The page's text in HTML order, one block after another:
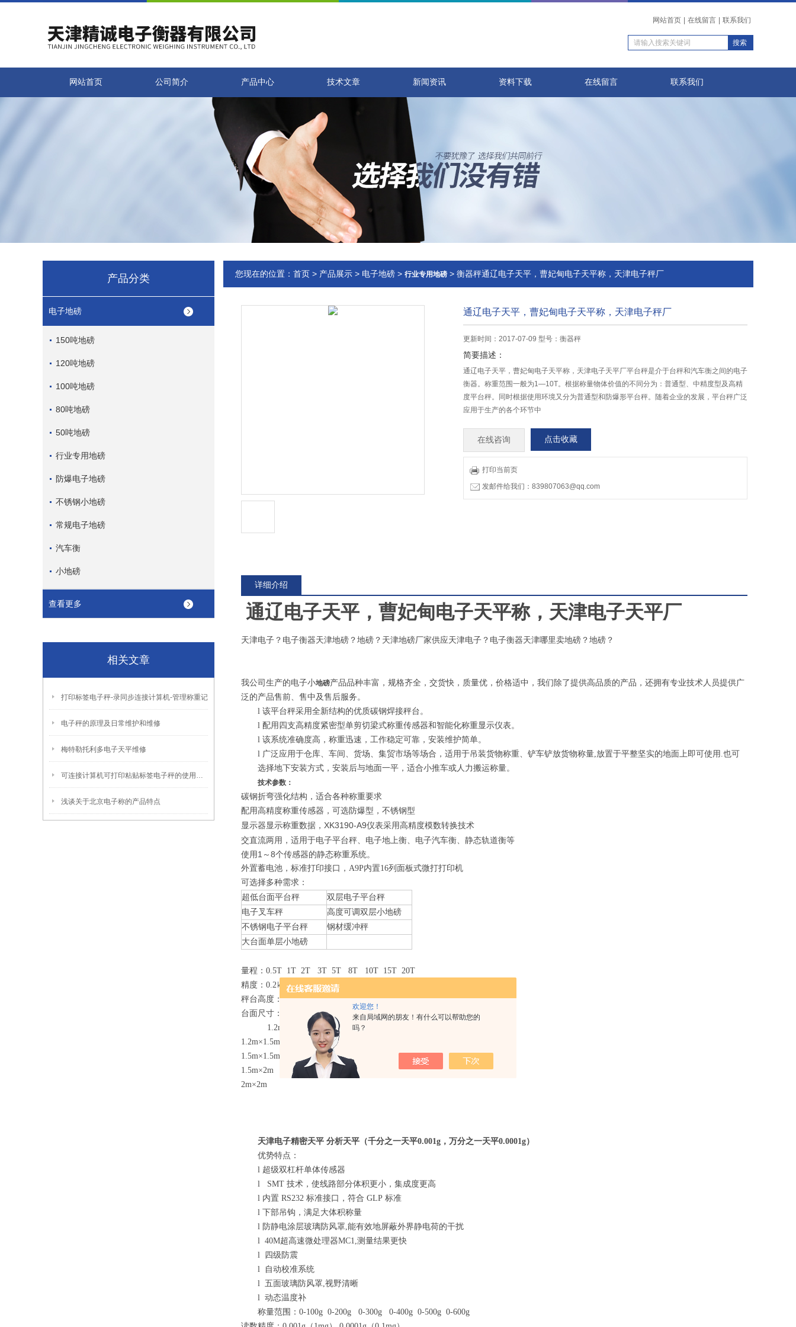
欢迎您！
来自局域网的朋友！有什么可以帮助您的
吗？
网站首页 在线留言 联系我们
网站首页 公司简介 产品中心 技术文章 新闻资讯 资料下载 在线留言 联系我们
产品分类
电子地磅
150吨地磅
120吨地磅
100吨地磅
80吨地磅
50吨地磅
行业专用地磅
防爆电子地磅
不锈钢小地磅
常规电子地磅
汽车衡
小地磅
查看更多
相关文章
打印标签电子秤-录同步连接计算机-管理称重记
电子秤的原理及日常维护和维修
梅特勒托利多电子天平维修
可连接计算机可打印粘贴标签电子秤的使用方法
浅谈关于北京电子称的产品特点
您现在的位置： 首页 > 产品展示 > 电子地磅 > 行业专用地磅 > 衡器秤通辽电子天平，曹妃甸电子天平称，天津电子秤厂
通辽电子天平，曹妃甸电子天平称，天津电子秤厂
更新时间：2017-07-09 型号：衡器秤
简要描述：
通辽电子天平，曹妃甸电子天平称，天津电子天平厂平台秤是介于台秤和汽车衡之间的电子
衡器。称重范围一般为1—10T。根据称量物体价值的不同分为：普通型、中精度型及高精
度平台秤。同时根据使用环境又分为普通型和防爆形平台秤。随着企业的发展，平台秤广泛
应用于生产的各个环节中
在线咨询 点击收藏
打印当前页
发邮件给我们：839807063@qq.com
详细介绍
通辽电子天平，曹妃甸电子天平称，天津电子天平厂
天津电子？电子衡器天津地磅？地磅？天津地磅厂家供应天津电子？电子衡器天津哪里卖地磅？地磅？
我公司生产的电子小地磅产品品种丰富，规格齐全，交货快，质量优，价格适中，我们除了提供高品质的产品，还拥有专业技术人员提供广
泛的产品售前、售中及售后服务。
l 该平台秤采用全新结构的优质碳钢焊接秤台。
l 配用四支高精度紧密型单剪切梁式称重传感器和智能化称重显示仪表。
l 该系统准确度高，称重迅速，工作稳定可靠，安装维护简单。
l 广泛应用于仓库、车间、货场、集贸市场等场合，适用于吊装货物称重、铲车铲放货物称量,放置于平整坚实的地面上即可使用.也可
选择地下安装方式，安装后与地面一平，适合小推车或人力搬运称量。
技术参数：
碳钢折弯强化结构，适合各种称重要求
配用高精度称重传感器，可选防爆型，不锈钢型
显示器显示称重数据， XK3190-A9仪表采用高精度模数转换技术
交直流两用，适用于电子平台秤、电子地上衡、电子汽车衡、静态轨道衡等
使用1～8个传感器的静态称重系统。
外置蓄电池，标准打印接口，A9P内置16列面板式微打打印机
可选择多种需求：
超低台面平台秤
双层电子平台秤
电子叉车秤
高度可调双层小地磅
不锈钢电子平台秤
钢材缓冲秤
大台面单层小地磅
量程：0.5T 1T 2T 3T 5T 8T 10T 15T 20T
精度：0.2 ㎏0.5㎏1㎏2㎏
秤台高度：120mm 95mm 100mm
台面尺寸： 1m×1m 2m×3m
1.2m×1.2m 2m×4m
1.2m×1.5m 2m×5m
1.5m×1.5m 2.5m×5m
1.5m×2m 2.5m×6m
2m×2m
天津电子精密天平 分析天平（千分之一天平0.001g，万分之一天平0.0001g）
优势特点：
l 超级双杠杆单体传感器
l
SMT 技术，使线路部分体积更小，集成度更高
l 内置 RS232 标准接口，符合 GLP 标准
l 下部吊钩，满足大体积称量
l 防静电涂层玻璃防风罩,能有效地屏蔽外界静电荷的干扰
l 40M超高速微处理器MC1,测量结果更快
l
四级防震
l
自动校准系统
l 五面玻璃防风罩,视野清晰
l 动态温度补
称量范围：0-100g 0-200g 0-300g 0-400g 0-500g 0-600g